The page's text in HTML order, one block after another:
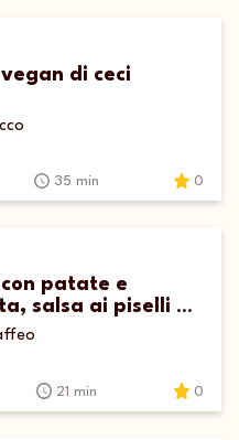
di ceci
35 min 0
patate e
salsa ai piselli e
21 min 0